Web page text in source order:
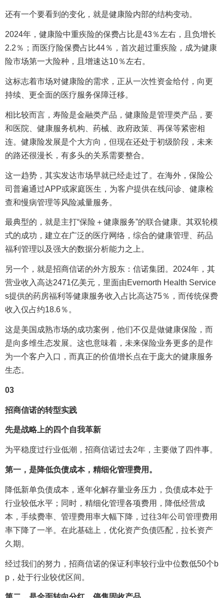
还有一个要看到的变化，就是健康险内部的结构变动。
2024年，健康险中重疾险的保费占比是43％左右，且负增长
2.2％；而医疗险保费占比44％，首次超过重疾险，成为健康
险市场第一大险种，且增速达10％左右。
这标志着市场对健康险的需求，正从一次性资金给付，向更
持续、更全面的医疗服务保障迁移。
相比较而言，寿险是金融类产品，健康险是管理类产品，要
和医院、健康服务机构、药械、政府政策、再保等紧密相
连。健康险发展是个大方向，但现在还处于初级阶段，未来
的路还很漫长，有多头的关系需要整合。
这一趋势，其实发达市场早就已经走过了。在海外，保险公
司普遍通过APP或家庭医生，为客户提供在线问诊、健康检
查和慢病管理等风险减量服务。
最典型的，就是主打“保险＋健康服务”的联合健康。其双轮模
式的成功，建立在广泛的医疗网络，综合的健康管理、药品
福利管理以及强大的数据分析能力之上。
另一个，就是招商信诺的外方股东：信诺集团。2024年，其
营业收入高达2471亿美元，里面由Evernorth Health Service
s提供的药房福利等健康服务收入占比高达75％，而传统保费
收入仅占约18.6％。
这是美国成熟市场的成功案例，他们不仅是做健康保险，而
是向多维生态发展。这也意味着，未来保险业务更多的是作
为一个客户入口，而真正的价值增长点在于庞大的健康服务
生态。
03
招商信诺的转型实践
先是战略上的四个自我革新
为平稳度过行业低潮，招商信诺过去2年，主要做了四件事。
第一，是降低负债成本，精细化管理费用。
降低新单负债成本，逐年化解存量业务压力，负债成本处于
行业较低水平；同时，精细化管理各项费用，降低经营成
本，手续费率、管理费用率大幅下降，过往3年公司管理费用
率下降了一半。在此基础上，优化资产负债匹配，拉长资产
久期。
经过我们的努力，招商信诺的保证利率较行业中位数低50个b
p，处于行业较优区间。